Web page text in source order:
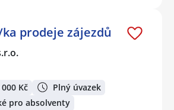
prodeje zájezdů
Kč
Plný úvazek
pro absolventy